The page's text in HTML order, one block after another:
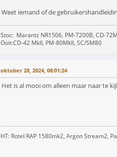
Weet iemand of de
Stoc: Marantz NR1506, PM-7200B, CD-
Ooit:CD-42 MkII, PM-80MkII, SC/SM80
oktober 28, 2024, 08:01:24
Het is al mooi om alleen maar naar te
HT: Rotel RAP 1580mk2, Argon Stream2,